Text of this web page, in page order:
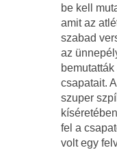
be kell
amit az
szabad
az
csapatait.
szuper
fel a
volt egy